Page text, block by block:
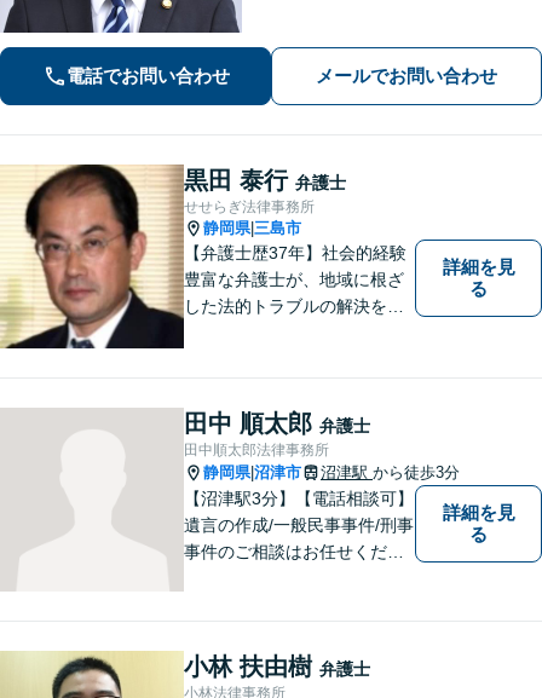
電話でお問い合わせ メールでお問い合わせ
黒田 泰行 弁護士
せせらぎ法律事務所
静岡県| 三島市
【弁護士歴37年】社会的経験
豊富な弁護士が、地域に根ざ
した法的トラブルの解決を目
人・法人問わず誠実に対応い
たします。
詳細を見
る
田中 順太郎 弁護士
田中順太郎法律事務所
静岡県|沼津市 沼津駅 から徒歩3分
【沼津駅3分】【電話相談可】
遺言の作成/一般民事事件/刑事
事件のご相談はお任せくださ
いたします。まずはお気軽に
ご相談ください。
詳細を見
る
小林 扶由樹 弁護士
小林法律事務所